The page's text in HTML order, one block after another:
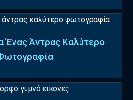
Ένας Άντρας Καλύτερο